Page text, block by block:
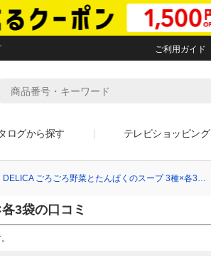
ご利用ガイド
ログから探す テレビショッピング
DELICA ごろごろ野菜とたんぱくのスープ 3種×各3…
3袋の口コミ